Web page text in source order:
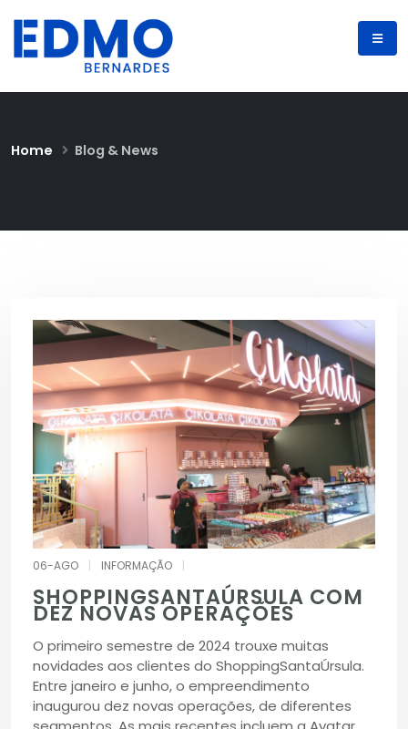
Home Blog & News
06-AGO INFORMAÇÃO
SHOPPINGSANTAÚRSULA COM
DEZ NOVAS OPERAÇÕES
O primeiro semestre de 2024 trouxe muitas
novidades aos clientes do ShoppingSantaÚrsula.
Entre janeiro e junho, o empreendimento
inaugurou dez novas operações, de diferentes